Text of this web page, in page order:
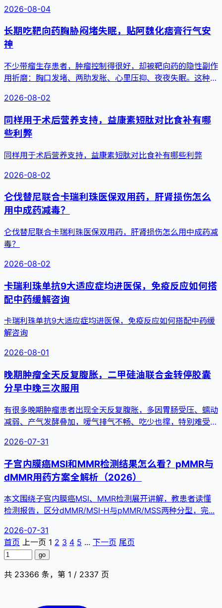
2026-08-04
长期吃靶向药胸胁闷堵失眠，贴阿魏化痞膏行气安
神
不少带瘤生存患者，肿瘤控制得很好，却被靶向药的隐性副作
用折磨：胸口发堵、两肋发胀、心里压抑、夜夜失眠。这种查
2026-08-02
同样用于术后营养支持，益康素短肽对比食补有哪
些利弊
同样用于术后营养支持，益康素短肽对比食补有哪些利弊
2026-08-02
仑伐替尼联合卡瑞利珠医保双用药，肝肾损伤怎么
用中成药减毒？
仑伐替尼联合卡瑞利珠医保双用药，肝肾损伤怎么用中成药减
毒？
2026-08-02
卡瑞利珠单抗9大适应症均进医保，免疫反应如何搭
配中药缓解咨询
卡瑞利珠单抗9大适应症均进医保，免疫反应如何搭配中药缓
解咨询
2026-08-01
晚期肿瘤全天反复腹胀，二甲硅油联合金转停胶囊
分早中晚三次服用
有很多晚期肿瘤患者出现全天反复腹胀，多因胃肠受压、蠕动
减弱、产气发酵叠加，嗳气排气不畅、吃少也撑，特别难受。
2026-07-31
子宫内膜癌MSI和MMR检测结果怎么看？pMMR与
dMMR用药方案全解析（2026）
本文围绕子宫内膜癌MSI、MMR检测展开讲解，教患者读懂
检测报告，区分dMMR/MSI-H与pMMR/MSS两种分型，完...
2026-07-31
首页 上一页 1 2 3 4 5 ... 下一页 尾页
go
共 23366 条，第 1 / 2337 页